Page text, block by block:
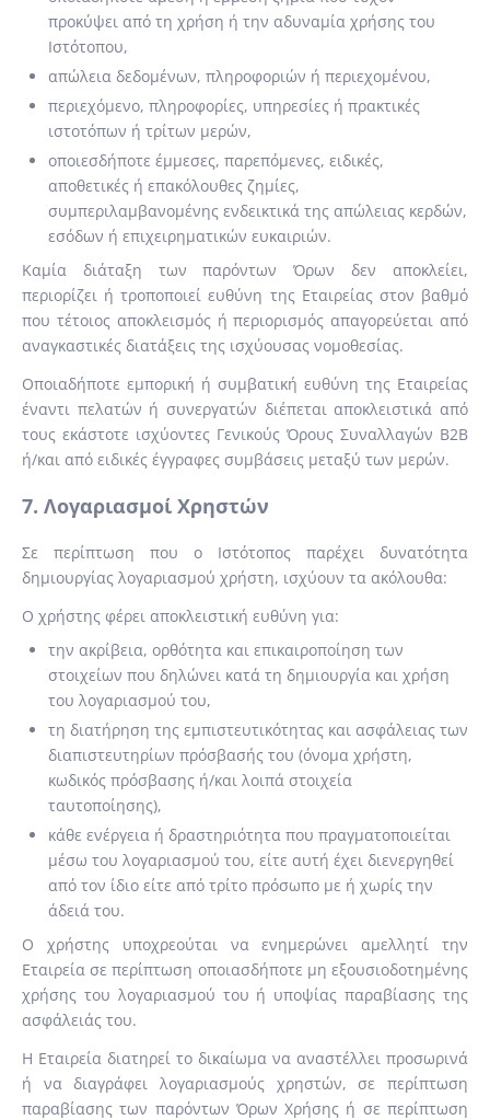
προκύψει από τη χρήση ή την αδυναμία χρήσης του
Ιστότοπου,
απώλεια δεδομένων, πληροφοριών ή περιεχομένου,
περιεχόμενο, πληροφορίες, υπηρεσίες ή πρακτικές
ιστοτόπων ή τρίτων μερών,
οποιεσδήποτε έμμεσες, παρεπόμενες, ειδικές,
αποθετικές ή επακόλουθες ζημίες,
συμπεριλαμβανομένης ενδεικτικά της απώλειας κερδών,
εσόδων ή επιχειρηματικών ευκαιριών.
Καμία διάταξη των παρόντων Όρων δεν αποκλείει,
περιορίζει ή τροποποιεί ευθύνη της Εταιρείας στον βαθμό
που τέτοιος αποκλεισμός ή περιορισμός απαγορεύεται από
αναγκαστικές διατάξεις της ισχύουσας νομοθεσίας.
Οποιαδήποτε εμπορική ή συμβατική ευθύνη της Εταιρείας
έναντι πελατών ή συνεργατών διέπεται αποκλειστικά από
τους εκάστοτε ισχύοντες Γενικούς Όρους Συναλλαγών B2B
ή/και από ειδικές έγγραφες συμβάσεις μεταξύ των μερών.
7. Λογαριασμοί Χρηστών
Σε περίπτωση που ο Ιστότοπος παρέχει δυνατότητα
δημιουργίας λογαριασμού χρήστη, ισχύουν τα ακόλουθα:
Ο χρήστης φέρει αποκλειστική ευθύνη για:
την ακρίβεια, ορθότητα και επικαιροποίηση των
στοιχείων που δηλώνει κατά τη δημιουργία και χρήση
του λογαριασμού του,
τη διατήρηση της εμπιστευτικότητας και ασφάλειας των
διαπιστευτηρίων πρόσβασής του (όνομα χρήστη,
κωδικός πρόσβασης ή/και λοιπά στοιχεία
ταυτοποίησης),
κάθε ενέργεια ή δραστηριότητα που πραγματοποιείται
μέσω του λογαριασμού του, είτε αυτή έχει διενεργηθεί
από τον ίδιο είτε από τρίτο πρόσωπο με ή χωρίς την
άδειά του.
Ο χρήστης υποχρεούται να ενημερώνει αμελλητί την
Εταιρεία σε περίπτωση οποιασδήποτε μη εξουσιοδοτημένης
χρήσης του λογαριασμού του ή υποψίας παραβίασης της
ασφάλειάς του.
Η Εταιρεία διατηρεί το δικαίωμα να αναστέλλει προσωρινά
ή να διαγράφει λογαριασμούς χρηστών, σε περίπτωση
παραβίασης των παρόντων Όρων Χρήσης ή σε περίπτωση